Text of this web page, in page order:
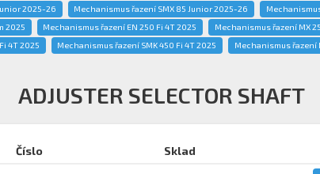
2025-26 Mechanismus řazení SMX 85 Junior 2025-26
2025 Mechanismus řazení EN 250 Fi 4T 2025 Mechanismus řazení MX
4T 2025 Mechanismus řazení SMK 450 Fi 4T 2025 Mechanismus řazení
ADJUSTER SELECTOR SHAFT
Číslo Sklad